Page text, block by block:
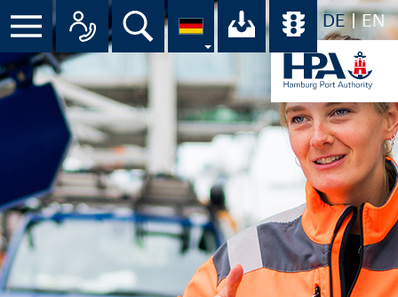
DE EN
Menü Alle Ansprechpartner im
Suche Ihr Download-